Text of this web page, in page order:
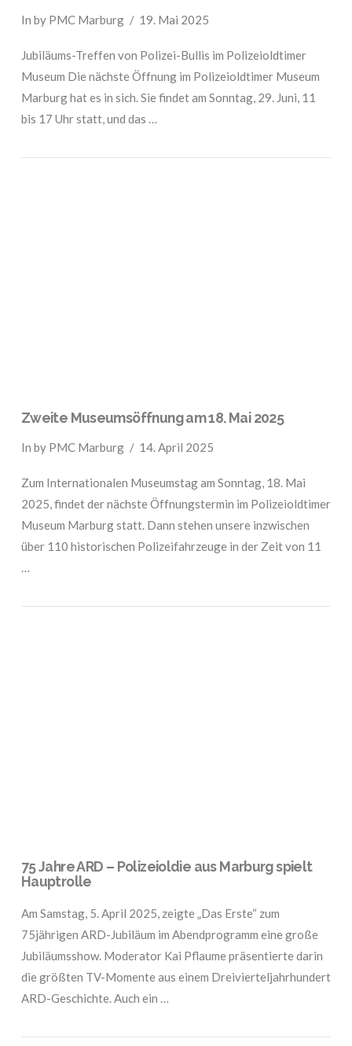
In by PMC Marburg 19. Mai 2025
Jubiläums-Treffen von Polizei-Bullis im Polizeioldtimer
Museum Die nächste Öffnung im Polizeioldtimer Museum
Marburg hat es in sich. Sie findet am Sonntag, 29. Juni, 11
bis 17 Uhr statt, und das …
Zweite Museumsöffnung am 18. Mai 2025
In by PMC Marburg 14. April 2025
Zum Internationalen Museumstag am Sonntag, 18. Mai
2025, findet der nächste Öffnungstermin im Polizeioldtimer
Museum Marburg statt. Dann stehen unsere inzwischen
über 110 historischen Polizeifahrzeuge in der Zeit von 11
…
75 Jahre ARD – Polizeioldie aus Marburg spielt
Hauptrolle
Am Samstag, 5. April 2025, zeigte „Das Erste“ zum
75jährigen ARD-Jubiläum im Abendprogramm eine große
Jubiläumsshow. Moderator Kai Pflaume präsentierte darin
die größten TV-Momente aus einem Dreivierteljahrhundert
ARD-Geschichte. Auch ein …